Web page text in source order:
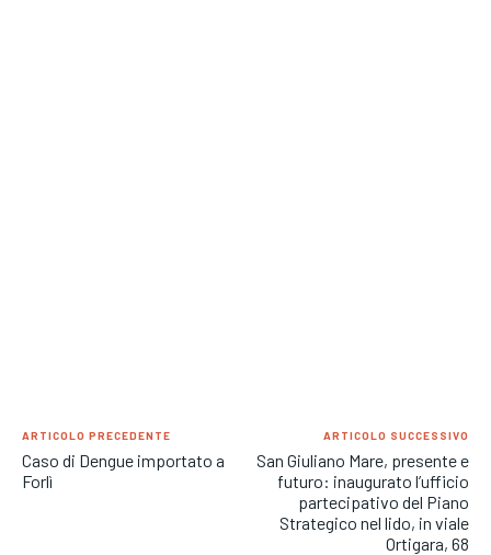
ARTICOLO PRECEDENTE
Caso di Dengue importato a
Forlì
ARTICOLO SUCCESSIVO
San Giuliano Mare, presente e
futuro: inaugurato l’ufficio
partecipativo del Piano
Strategico nel lido, in viale
Ortigara, 68